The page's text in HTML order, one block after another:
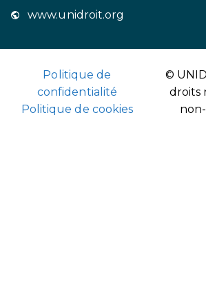
www.unidroit.org
Politique de
confidentialité
Politique de cookies
©
droits